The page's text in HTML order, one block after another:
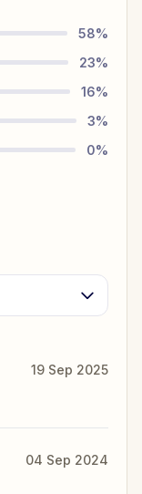
58%
23%
16%
3%
0%
19 Sep 2025
04 Sep 2024